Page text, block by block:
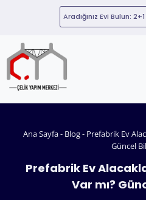
Aradığınız Evi Bulun:
Ana Sayfa- Blog- Prefabrik Ev
Güncel
Prefabrik Ev
Var mı?